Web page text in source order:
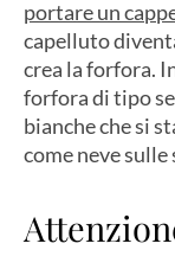
portare un
capelluto
crea la forfora.
forfora di tipo
bianche che si
come neve sulle